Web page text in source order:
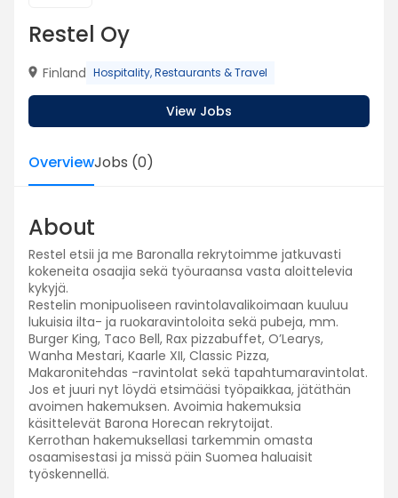
Restel Oy
Finland Hospitality, Restaurants & Travel
View Jobs
OverviewJobs (0)
About
Restel etsii ja me Baronalla rekrytoimme jatkuvasti
kokeneita osaajia sekä työuraansa vasta aloittelevia
kykyjä.
Restelin monipuoliseen ravintolavalikoimaan kuuluu
lukuisia ilta- ja ruokaravintoloita sekä pubeja, mm.
Burger King, Taco Bell, Rax pizzabuffet, O’Learys,
Wanha Mestari, Kaarle XII, Classic Pizza,
Makaronitehdas -ravintolat sekä tapahtumaravintolat.
Jos et juuri nyt löydä etsimääsi työpaikkaa, jätäthän
avoimen hakemuksen. Avoimia hakemuksia
käsittelevät Barona Horecan rekrytoijat.
Kerrothan hakemuksellasi tarkemmin omasta
osaamisestasi ja missä päin Suomea haluaisit
työskennellä.